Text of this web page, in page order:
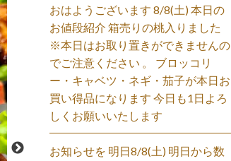
おはようございます 8/8(土) 本日の
お値段紹介 箱売りの桃入りました
※本日はお取り置きができませんの
でご注意ください 。 ブロッコリ
ー・キャベツ・ネギ・茄子が本日お
買い得品になります 今日も1日よろ
しくお願いいたします
お知らせを 明日8/8(土) 明日から数